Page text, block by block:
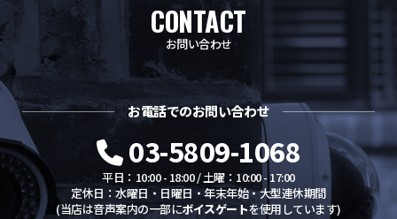
CONTACT
お問い合わせ
お電話でのお問い合わせ
03-5809-1068
平日：10:00 - 18:00 / 土曜：10:00 - 17:00
定休日：水曜日・日曜日・年末年始・大型連休期間
(当店は音声案内の一部にボイスゲートを使用しています)